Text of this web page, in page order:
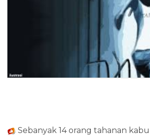
Sebanyak 14 orang tahanan